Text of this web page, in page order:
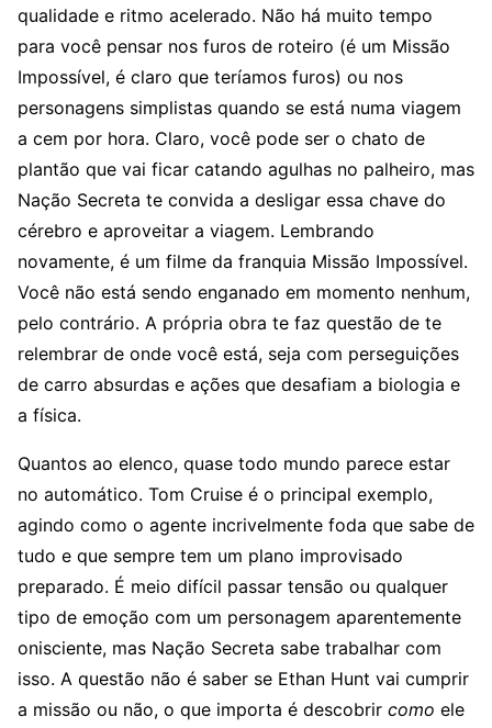
qualidade e ritmo acelerado. Não há muito tempo
para você pensar nos furos de roteiro (é um Missão
Impossível, é claro que teríamos furos) ou nos
personagens simplistas quando se está numa viagem
a cem por hora. Claro, você pode ser o chato de
plantão que vai ficar catando agulhas no palheiro, mas
Nação Secreta te convida a desligar essa chave do
cérebro e aproveitar a viagem. Lembrando
novamente, é um filme da franquia Missão Impossível.
Você não está sendo enganado em momento nenhum,
pelo contrário. A própria obra te faz questão de te
relembrar de onde você está, seja com perseguições
de carro absurdas e ações que desafiam a biologia e
a física.
Quantos ao elenco, quase todo mundo parece estar
no automático. Tom Cruise é o principal exemplo,
agindo como o agente incrivelmente foda que sabe de
tudo e que sempre tem um plano improvisado
preparado. É meio difícil passar tensão ou qualquer
tipo de emoção com um personagem aparentemente
onisciente, mas Nação Secreta sabe trabalhar com
isso. A questão não é saber se Ethan Hunt vai cumprir
a missão ou não, o que importa é descobrir como ele